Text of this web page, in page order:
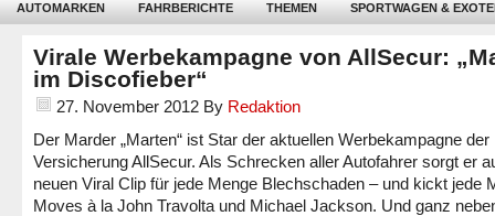
AUTOMARKEN FAHRBERICHTE THEMEN SPORTWAGEN &
Virale Werbekampagne von AllSecur:
im Discofieber“
27. November 2012 By Redaktion
Der Marder „Marten“ ist Star der aktuellen Werbekampagne der
Versicherung AllSecur. Als Schrecken aller Autofahrer sorgt er
neuen Viral Clip für jede Menge Blechschaden – und kickt jede
Moves à la John Travolta und Michael Jackson. Und ganz